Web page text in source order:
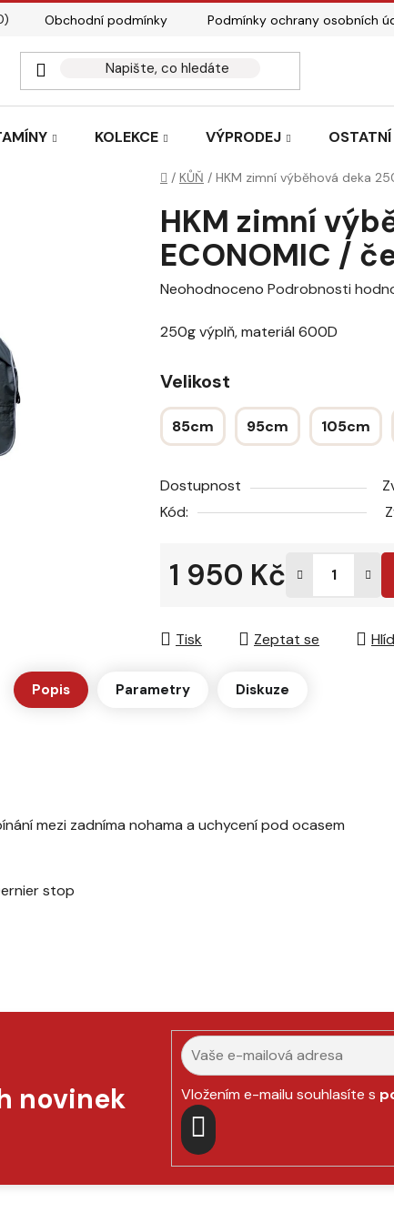
Obchodní podmínky Podmínky ochrany osobních
KOLEKCE VÝPRODEJ OSTATNÍ
Domů
/ KŮŇ / HKM zimní výběhová deka
HKM zimní
ECONOMIC /
Průměrné
produktu
0,0
z
5
Neohodnoceno Podrobnosti
250g výplň, materiál 600D
Velikost
85cm 95cm 105cm
Dostupnost
Kód:
1 950 Kč
Tisk Zeptat se
Popis Parametry Diskuze
mezi zadníma nohama a uchycení pod ocasem
stop
novinek Vložením e-mailu souhlasíte s
PŘIHLÁSIT
SE